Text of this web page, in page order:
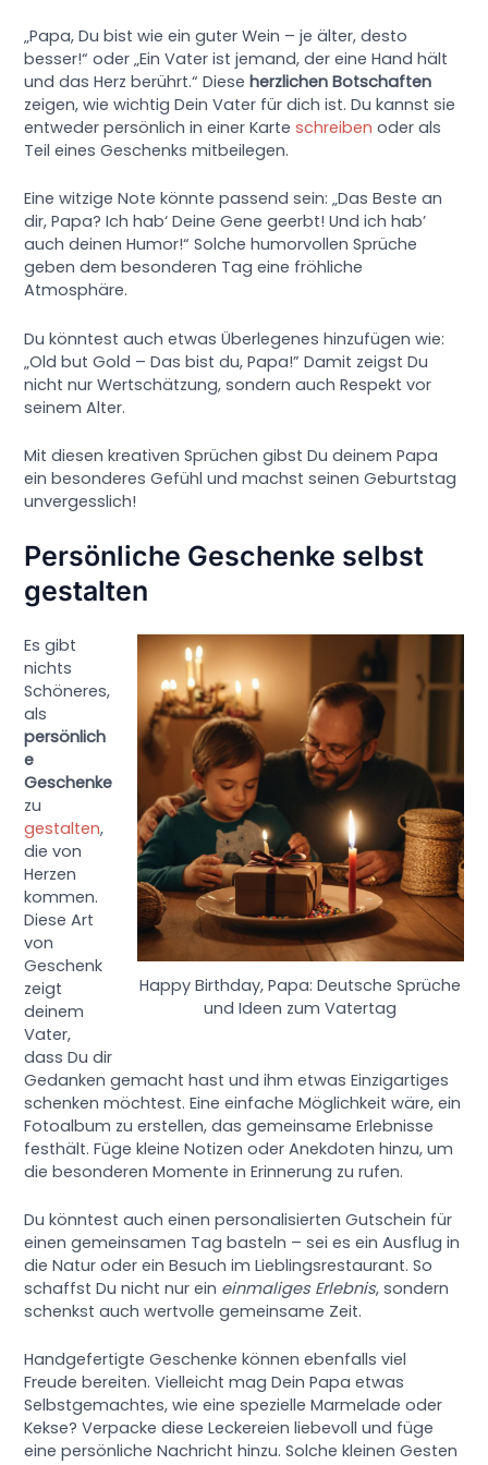
„Papa, Du bist wie ein guter Wein – je älter, desto
besser!“ oder „Ein Vater ist jemand, der eine Hand hält
und das Herz berührt.“ Dieseherzlichen Botschaften
zeigen, wie wichtig Dein Vater für dich ist. Du kannst sie
entweder persönlich in einer Karteschreiben oder als
Teil eines Geschenks mitbeilegen.
Eine witzige Note könnte passend sein: „Das Beste an
dir, Papa? Ich hab‘ Deine Gene geerbt! Und ich hab’
auch deinen Humor!“ Solche humorvollen Sprüche
geben dem besonderen Tag eine fröhliche
Atmosphäre.
Du könntest auch etwas Überlegenes hinzufügen wie:
„Old but Gold – Das bist du, Papa!” Damit zeigst Du
nicht nur Wertschätzung, sondern auch Respekt vor
seinem Alter.
Mit diesen kreativen Sprüchen gibst Du deinem Papa
ein besonderes Gefühl und machst seinen Geburtstag
unvergesslich!
Persönliche Geschenke selbst
gestalten
Happy Birthday, Papa: Deutsche Sprüche
und Ideen zum Vatertag
Es gibt
nichts
Schöneres,
als
persönlich
e
Geschenke
zu
gestalten,
die von
Herzen
kommen.
Diese Art
von
Geschenk
zeigt
deinem
Vater,
dass Du dir
Gedanken gemacht hast und ihm etwas Einzigartiges
schenken möchtest. Eine einfache Möglichkeit wäre, ein
Fotoalbum zu erstellen, das gemeinsame Erlebnisse
festhält. Füge kleine Notizen oder Anekdoten hinzu, um
die besonderen Momente in Erinnerung zu rufen.
Du könntest auch einen personalisierten Gutschein für
einen gemeinsamen Tag basteln – sei es ein Ausflug in
die Natur oder ein Besuch im Lieblingsrestaurant. So
schaffst Du nicht nur ein einmaliges Erlebnis, sondern
schenkst auch wertvolle gemeinsame Zeit.
Handgefertigte Geschenke können ebenfalls viel
Freude bereiten. Vielleicht mag Dein Papa etwas
Selbstgemachtes, wie eine spezielle Marmelade oder
Kekse? Verpacke diese Leckereien liebevoll und füge
eine persönliche Nachricht hinzu. Solche kleinen Gesten